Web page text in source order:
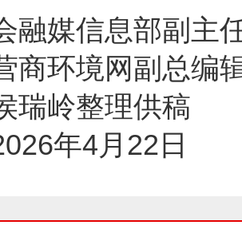
融媒信息部副主
商环境网副总编
岭整理供
年4月22